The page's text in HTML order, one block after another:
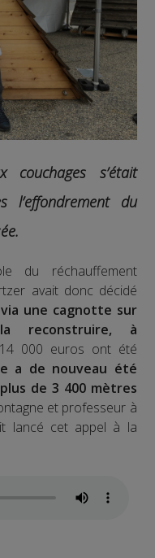
s’était
l’effondrement du
du réchauffement
avait donc décidé
une cagnotte sur
reconstruire, à
000 euros ont été
a de nouveau été
de 3 400 mètres
et professeur à
lancé cet appel à la